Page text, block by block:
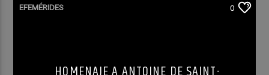
EFEMÉRIDES 0